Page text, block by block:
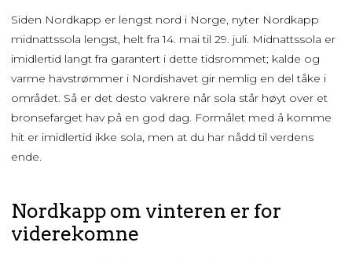
Siden Nordkapp er lengst nord i Norge, nyter Nordkapp
midnattssola lengst, helt fra 14. mai til 29. juli. Midnattssola er
imidlertid langt fra garantert i dette tidsrommet; kalde og
varme havstrømmer i Nordishavet gir nemlig en del tåke i
området. Så er det desto vakrere når sola står høyt over et
bronsefarget hav på en god dag. Formålet med å komme
hit er imidlertid ikke sola, men at du har nådd til verdens
ende.
Nordkapp om vinteren er for
viderekomne